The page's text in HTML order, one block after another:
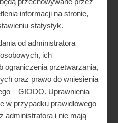
informacji na stronie,
statystyk.
od administratora
ich
ograniczenia przetwarzania,
oraz prawo do wniesienia
– GIODO. Uprawnienia
w przypadku prawidłowego
administratora i nie mają